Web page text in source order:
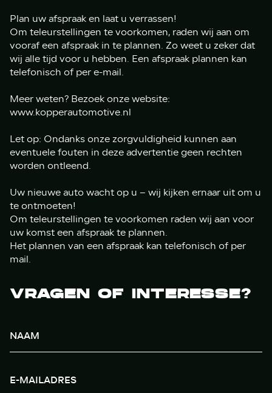
Plan uw afspraak en laat u verrassen!
Om teleurstellingen te voorkomen, raden wij aan om
vooraf een afspraak in te plannen. Zo weet u zeker dat
wij alle tijd voor u hebben. Een afspraak plannen kan
telefonisch of per e-mail.
Meer weten? Bezoek onze website:
www.kopperautomotive.nl
Let op: Ondanks onze zorgvuldigheid kunnen aan
eventuele fouten in deze advertentie geen rechten
worden ontleend.
Uw nieuwe auto wacht op u – wij kijken ernaar uit om u
te ontmoeten!
Om teleurstellingen te voorkomen raden wij aan voor
uw komst een afspraak te plannen.
Het plannen van een afspraak kan telefonisch of per
mail.
VRAGEN OF INTERESSE?